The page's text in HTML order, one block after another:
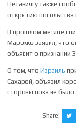
Нетаниягу также
открытию посольства
В прошлом месяце
Марокко заявил, что
объявит о признании
О том, что Израиль
Сахарой, объявил
стороны пока не было
Share: